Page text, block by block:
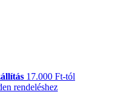
17.000 Ft-tól
rendeléshez